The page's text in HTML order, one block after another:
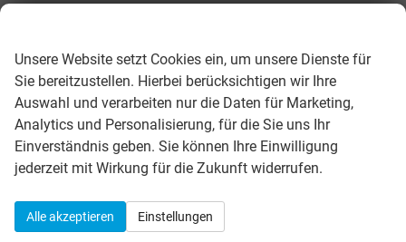
Dekoreinlagen in Aluminium "Short Brush"
Digital Cockpit "Premium" 12-Zoll
Digitaler Radioempfang DAB+
Diversity-Antenne für AM-/FM-Empfang
Doppelton-Signalhorn
Dynamischer Fernlichtassistent
Einstiegsleisten in Edelstahl
Unsere Website setzt Cookies ein, um unsere Dienste für
Sie bereitzustellen. Hierbei berücksichtigen wir Ihre
Auswahl und verarbeiten nur die Daten für Marketing,
Analytics und Personalisierung, für die Sie uns Ihr
Einverständnis geben. Sie können Ihre Einwilligung
jederzeit mit Wirkung für die Zukunft widerrufen.
Alle akzeptieren Einstellungen